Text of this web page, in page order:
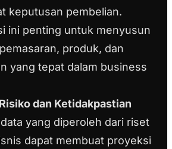
keputusan pembelian.
ini penting untuk menyusun
produk, dan
yang tepat dalam business
dan Ketidakpastian
yang diperoleh dari riset
dapat membuat proyeksi